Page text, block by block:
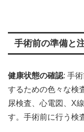
手術前の準備と
健康状態の確認: 手
するための色々な検
尿検査、心電図、X
す。手術前に行う検